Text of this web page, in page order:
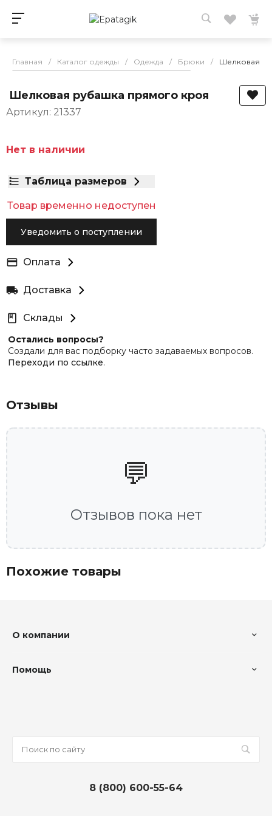
Главная / Каталог одежды / Одежда / Брюки / Шелковая
Шелковая рубашка прямого кроя
Артикул: 21337
Нет в наличии
Таблица размеров
Товар временно недоступен
Уведомить о поступлении
Оплата
Доставка
Склады
Остались вопросы?
Создали для вас подборку часто задаваемых вопросов.
Переходи по ссылке.
Отзывы
💬
Отзывов пока нет
Похожие товары
О компании
Помощь
8 (800) 600-55-64